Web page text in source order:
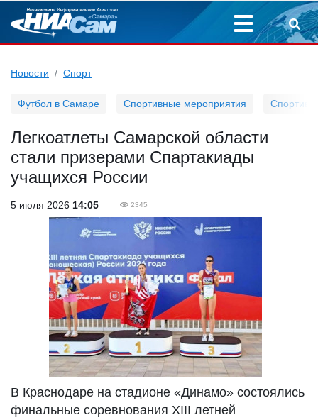
Новости Спорт
Футбол в Самаре Спортивные мероприятия
Легкоатлеты Самарской области
стали призерами Спартакиады
учащихся России
5 июля 2026 14:05 2345
В Краснодаре на стадионе «Динамо» состоялись
финальные соревнования XIII летней